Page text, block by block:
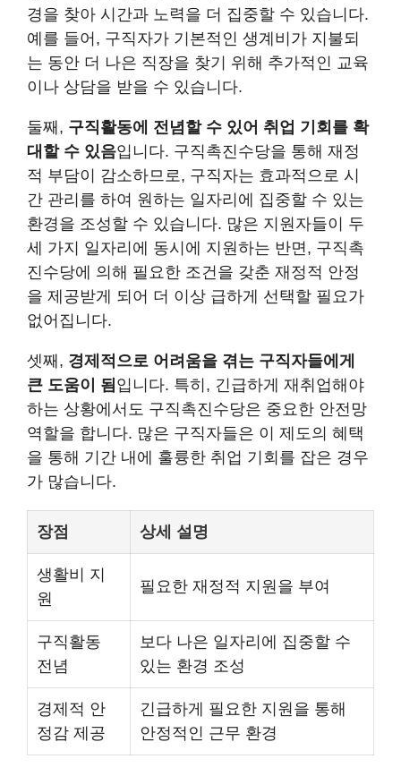
경을 찾아 시간과 노력을 더 집중할 수 있습니다.
예를 들어, 구직자가 기본적인 생계비가 지불되
는 동안 더 나은 직장을 찾기 위해 추가적인 교육
이나 상담을 받을 수 있습니다.
둘째, 구직활동에 전념할 수 있어 취업 기회를 확
대할 수 있음입니다. 구직촉진수당을 통해 재정
적 부담이 감소하므로, 구직자는 효과적으로 시
간 관리를 하여 원하는 일자리에 집중할 수 있는
환경을 조성할 수 있습니다. 많은 지원자들이 두
세 가지 일자리에 동시에 지원하는 반면, 구직촉
진수당에 의해 필요한 조건을 갖춘 재정적 안정
을 제공받게 되어 더 이상 급하게 선택할 필요가
없어집니다.
셋째, 경제적으로 어려움을 겪는 구직자들에게
큰 도움이 됨 입니다. 특히, 긴급하게 재취업해야
하는 상황에서도 구직촉진수당은 중요한 안전망
역할을 합니다. 많은 구직자들은 이 제도의 혜택
을 통해 기간 내에 훌륭한 취업 기회를 잡은 경우
가 많습니다.
장점 상세 설명
생활비 지
원
필요한 재정적 지원을 부여
구직활동
전념
보다 나은 일자리에 집중할 수
있는 환경 조성
경제적 안
정감 제공
긴급하게 필요한 지원을 통해
안정적인 근무 환경